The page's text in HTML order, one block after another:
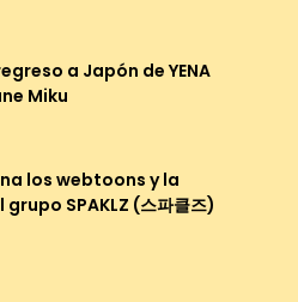
a Japón de YENA
Miku
los webtoons y la
SPAKLZ (스파클즈)